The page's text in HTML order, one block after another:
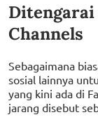
Channels
Sebagaimana
sosial lainnya
yang kini ada di
jarang disebut